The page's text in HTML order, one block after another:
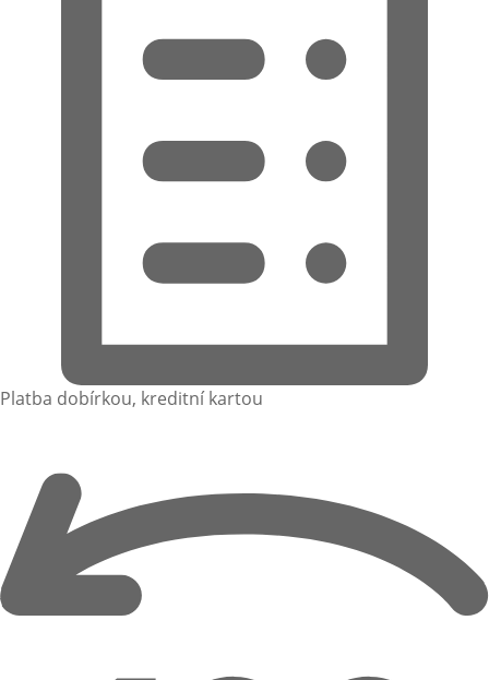
Platba dobírkou, kreditní kartou